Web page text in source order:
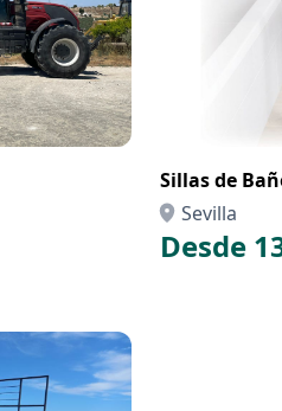
Sillas de
Sevilla
Desde